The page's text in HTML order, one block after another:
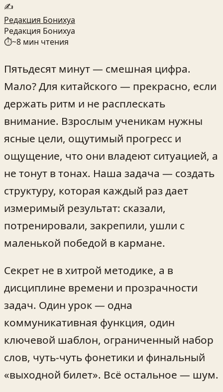
✍️
Редакция Бонихуа
Редакция Бонихуа
⏱~8 мин чтения
Пятьдесят минут — смешная цифра.
Мало? Для китайского — прекрасно, если
держать ритм и не расплескать
внимание. Взрослым ученикам нужны
ясные цели, ощутимый прогресс и
ощущение, что они владеют ситуацией, а
не тонут в тонах. Наша задача — создать
структуру, которая каждый раз дает
измеримый результат: сказали,
потренировали, закрепили, ушли с
маленькой победой в кармане.
Секрет не в хитрой методике, а в
дисциплине времени и прозрачности
задач. Один урок — одна
коммуникативная функция, один
ключевой шаблон, ограниченный набор
слов, чуть-чуть фонетики и финальный
«выходной билет». Всё остальное — шум.